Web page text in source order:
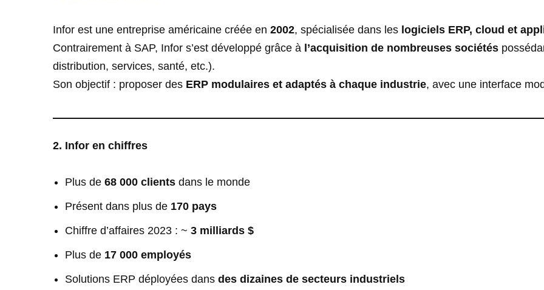
Infor est une entreprise américaine créée en 2002, spécialisée dans les logiciels ERP, cloud et
Contrairement à SAP, Infor s’est développé grâce à l’acquisition de nombreuses sociétés
distribution, services, santé, etc.).
Son objectif : proposer des ERP modulaires et adaptés à chaque industrie, avec une interface
2. Infor en chiffres
Plus de 68 000 clients dans le monde
Présent dans plus de 170 pays
Chiffre d’affaires 2023 : ~ 3 milliards $
Plus de 17 000 employés
Solutions ERP déployées dans des dizaines de secteurs industriels